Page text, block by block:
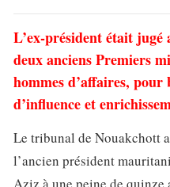
L’ex-président était jugé
deux anciens Premiers
hommes d’affaires,
d’influence et
Le tribunal de Nouakchott
l’ancien président